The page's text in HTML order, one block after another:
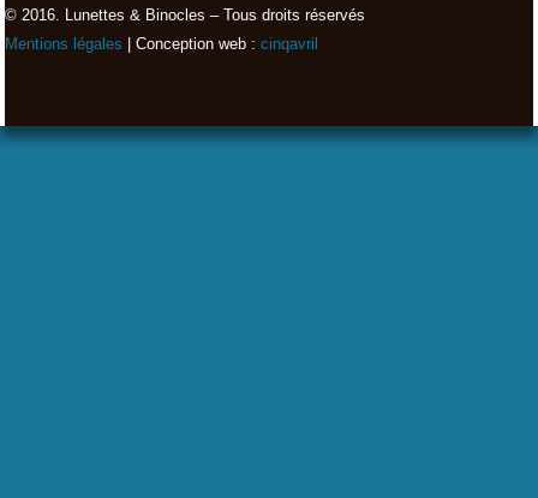
© 2016. Lunettes & Binocles – Tous droits réservés​
Mentions légales | Conception web : cinqavril